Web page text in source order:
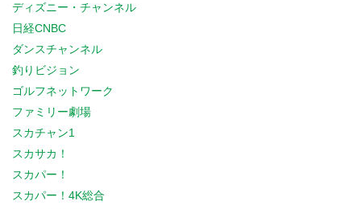
ディズニー・チャンネル
日経CNBC
ダンスチャンネル
釣りビジョン
ゴルフネットワーク
ファミリー劇場
スカチャン1
スカサカ！
スカパー！
スカパー！4K総合